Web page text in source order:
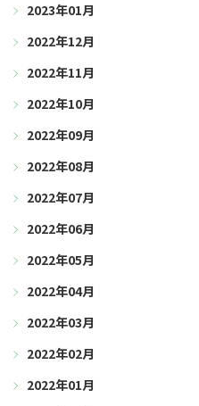
2023年01月
2022年12月
2022年11月
2022年10月
2022年09月
2022年08月
2022年07月
2022年06月
2022年05月
2022年04月
2022年03月
2022年02月
2022年01月